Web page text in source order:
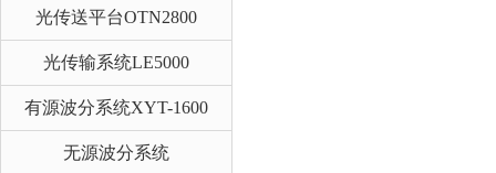
光传送平台OTN2800
光传输系统LE5000
有源波分系统XYT-1600
无源波分系统